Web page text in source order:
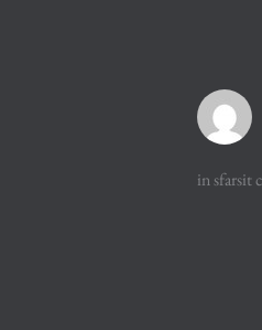
in sfarsit